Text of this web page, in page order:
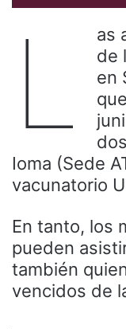
L
as
de
en
Ioma (Sede
vacunatorio
En tanto, los
pueden
también
vencidos de